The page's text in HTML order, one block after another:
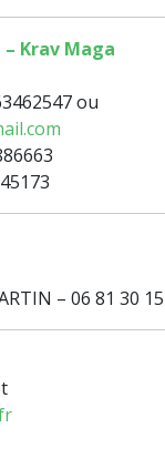
Krav Maga
ou
– 06 81 30